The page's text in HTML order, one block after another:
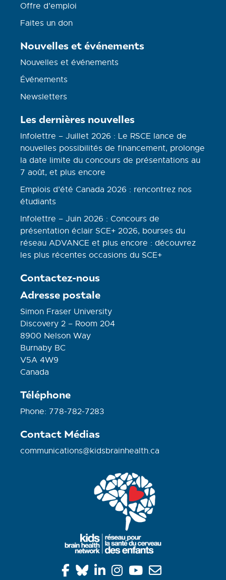
Offre d’emploi
Faites un don
Nouvelles et événements
Nouvelles et événements
Événements
Newsletters
Les dernières nouvelles
Infolettre – Juillet 2026 : Le RSCE lance de
nouvelles possibilités de financement, prolonge
la date limite du concours de présentations au
7 août, et plus encore
Emplois d’été Canada 2026 : rencontrez nos
étudiants
Infolettre – Juin 2026 : Concours de
présentation éclair SCE+ 2026, bourses du
réseau ADVANCE et plus encore : découvrez
les plus récentes occasions du SCE+
Contactez-nous
Adresse postale
Simon Fraser University
Discovery 2 – Room 204
8900 Nelson Way
Burnaby BC
V5A 4W9
Canada
Téléphone
Phone: 778-782-7283
Contact Médias
communications@kidsbrainhealth.ca